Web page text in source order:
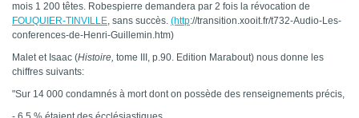
mois 1 200 têtes. Robespierre demandera par 2 fois la révocation de
FOUQUIER-TINVILLE, sans succès. (http://transition.xooit.fr/t732-Audio-Les-
conferences-de-Henri-Guillemin.htm)
Malet et Isaac (Histoire, tome III, p.90. Edition Marabout) nous donne les
chiffres suivants:
"Sur 14 000 condamnés à mort dont on possède des renseignements précis,